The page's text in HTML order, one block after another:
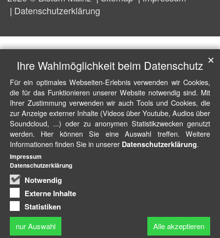
Datenschutzerklärung
Ihre Wahlmöglichkeit beim Datenschutz
Für ein optimales Webseiten-Erlebnis verwenden wir Cookies,
die für das Funktionieren unserer Website notwendig sind. Mit
Ihrer Zustimmung verwenden wir auch Tools und Cookies, die
zur Anzeige externer Inhalte (Videos über Youtube, Audios über
Soundcloud, ...) oder zu anonymen Statistikzwecken genutzt
werden. Hier können Sie eine Auswahl treffen. Weitere
Informationen finden Sie in unserer Datenschutzerklärung.
Notwendig
Externe Inhalte
Statistiken
nur Auswahl Alle akzeptieren
✕
Impressum
Datenschutzerklärung